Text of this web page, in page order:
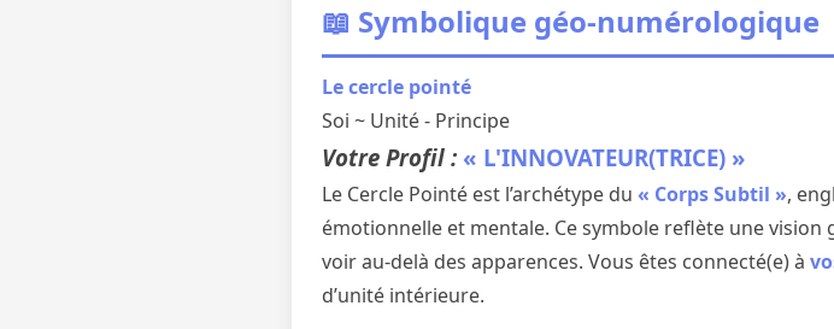
📖 Symbolique géo-numérologique
Le cercle pointé
Soi ~ Unité - Principe
Votre Profil : « L'INNOVATEUR(TRICE) »
Le Cercle Pointé est l’archétype du « Corps Subtil »,
émotionnelle et mentale. Ce symbole reflète une
voir au-delà des apparences. Vous êtes connecté(e) à
d’unité intérieure.